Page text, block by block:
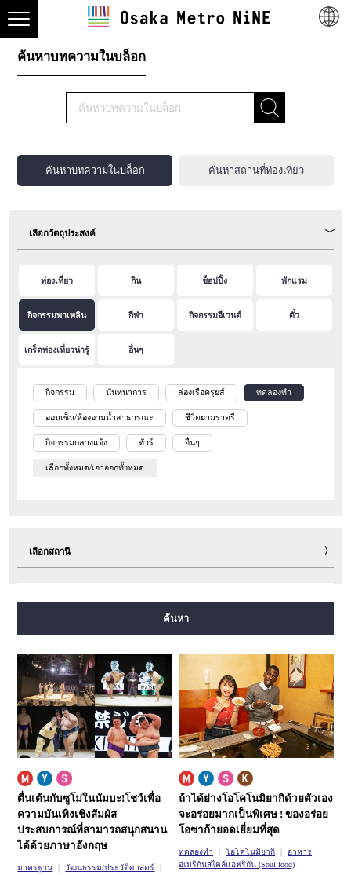
ค้นหาบทความในบล็อก
ค้นหาบทความในบล็อก ค้นหาสถานที่ท่องเที่ยว
เลือกวัตถุประสงค์
ท่องเที่ยว กิน ช็อปปิ้ง พักแรม
กิจกรรมพาเพลิน กีฬา กิจกรรมอีเวนต์ ตั๋ว
เกร็ดท่องเที่ยวน่ารู้ อื่นๆ
กิจกรรม นันทนาการ ล่องเรือครุยส์ ทดลองทำ
ออนเซ็น/ห้องอาบน้ำสาธารณะ ชีวิตยามราตรี
กิจกรรมกลางแจ้ง ทัวร์ อื่นๆ
เลือกทั้งหมด/เอาออกทั้งหมด
เลือกสถานี
สายอิมาซาโตะซุจิ สายนิวแทรม
ค้นหา
ตื่นเต้นกับซูโม่ในนัมบะ!โชว์เพื่อ
ความบันเทิงเชิงสัมผัส
ประสบการณ์ที่สามารถสนุกสนาน
ได้ด้วยภาษาอังกฤษ
มาตรฐาน
วัฒนธรรม/ประวัติศาสตร์
ถ้าได้ย่างโอโคโนมิยากิด้วยตัวเอง
จะอร่อยมากเป็นพิเศษ !ของอร่อย
โอซาก้ายอดเยี่ยมที่สุด
ทดลองทำ โอโคโนมิยากิ
อาหาร
อเมริกันสไตล์แอฟริกัน (Soul food)